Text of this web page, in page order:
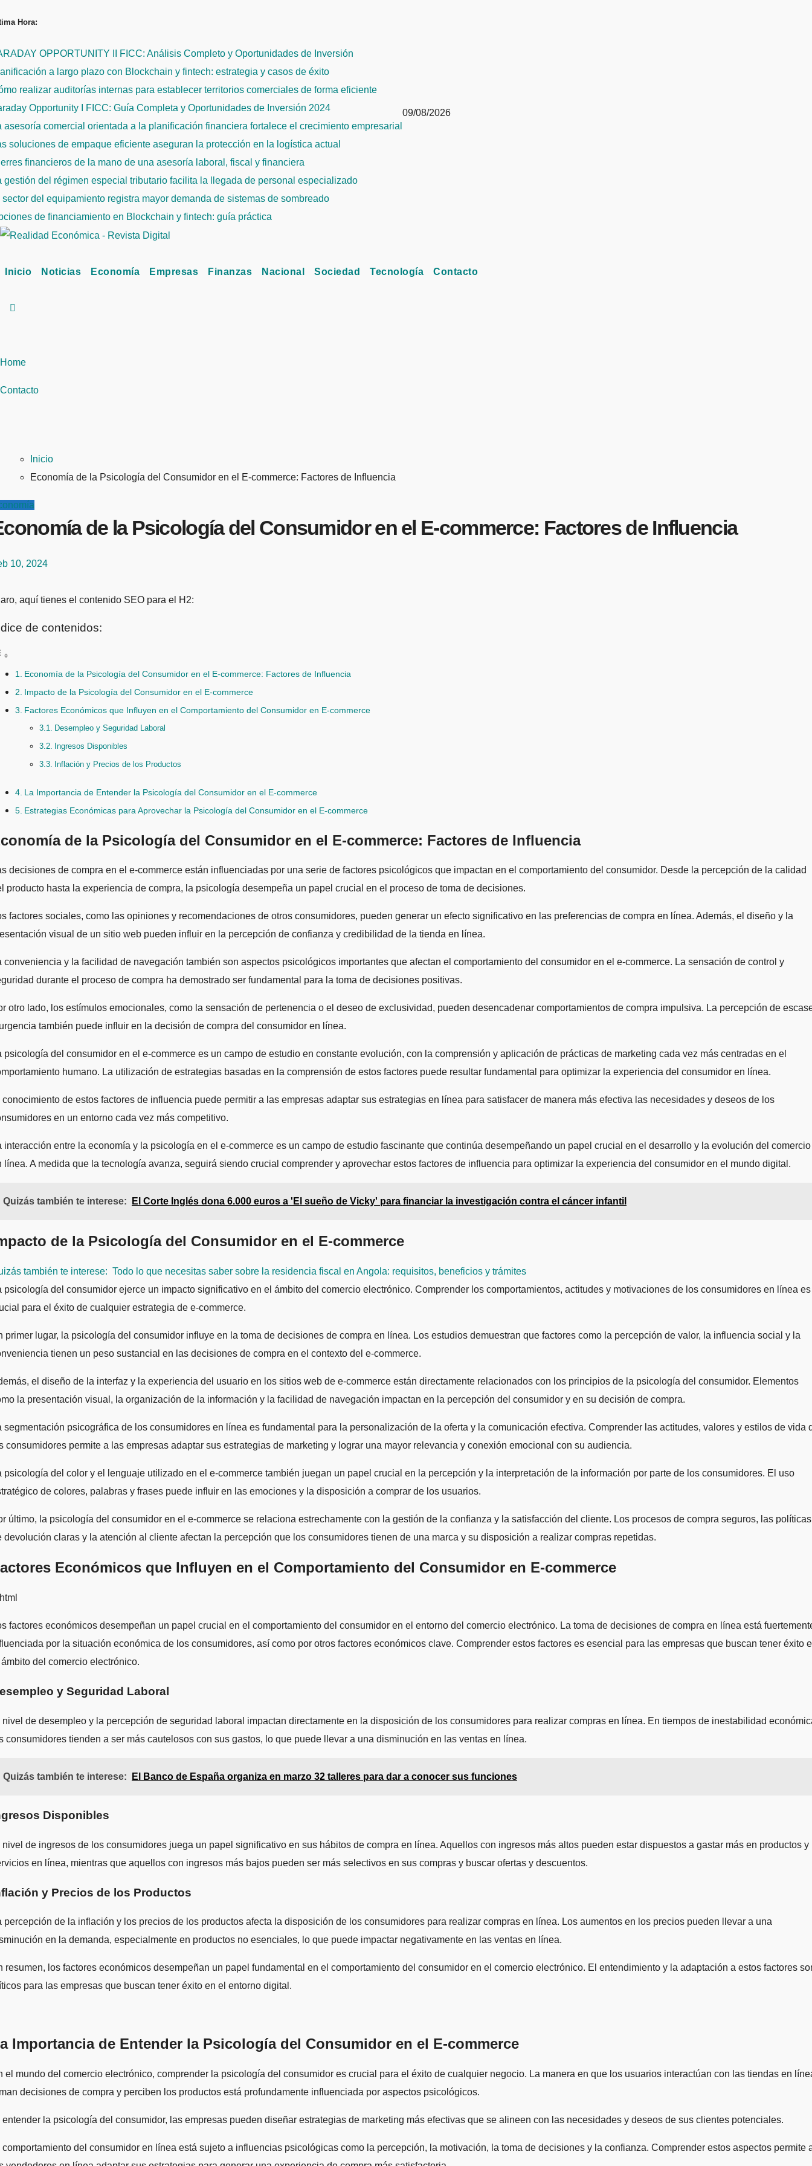
al
Hora:
OPPORTUNITY II FICC: Análisis Completo y Oportunidades de Inversión
a largo plazo con Blockchain y fintech: estrategia y casos de éxito
realizar auditorías internas para establecer territorios comerciales de forma eficiente
Opportunity I FICC: Guía Completa y Oportunidades de Inversión 2024
asesoría comercial orientada a la planificación financiera fortalece el crecimiento empresarial
soluciones de empaque eficiente aseguran la protección en la logística actual
financieros de la mano de una asesoría laboral, fiscal y financiera
gestión del régimen especial tributario facilita la llegada de personal especializado
sector del equipamiento registra mayor demanda de sistemas de sombreado
de financiamiento en Blockchain y fintech: guía práctica
09/08/2026
Inicio Noticias Economía Empresas Finanzas Nacional Sociedad Tecnología Contacto
Home
Contacto
Inicio
Economía de la Psicología del Consumidor en el E-commerce: Factores de Influencia
de la Psicología del Consumidor en el E-commerce: Factores de Influencia
10, 2024
aquí tienes el contenido SEO para el H2:
de contenidos:
Economía de la Psicología del Consumidor en el E-commerce: Factores de Influencia
Impacto de la Psicología del Consumidor en el E-commerce
Factores Económicos que Influyen en el Comportamiento del Consumidor en E-commerce
Desempleo y Seguridad Laboral
Ingresos Disponibles
Inflación y Precios de los Productos
La Importancia de Entender la Psicología del Consumidor en el E-commerce
Estrategias Económicas para Aprovechar la Psicología del Consumidor en el E-commerce
de la Psicología del Consumidor en el E-commerce: Factores de Influencia
decisiones de compra en el e-commerce están influenciadas por una serie de factores psicológicos que impactan en el comportamiento del consumidor. Desde la percepción de la calidad
producto hasta la experiencia de compra, la psicología desempeña un papel crucial en el proceso de toma de decisiones.
factores sociales, como las opiniones y recomendaciones de otros consumidores, pueden generar un efecto significativo en las preferencias de compra en línea. Además, el diseño y la
visual de un sitio web pueden influir en la percepción de confianza y credibilidad de la tienda en línea.
conveniencia y la facilidad de navegación también son aspectos psicológicos importantes que afectan el comportamiento del consumidor en el e-commerce. La sensación de control y
durante el proceso de compra ha demostrado ser fundamental para la toma de decisiones positivas.
otro lado, los estímulos emocionales, como la sensación de pertenencia o el deseo de exclusividad, pueden desencadenar comportamientos de compra impulsiva. La percepción de
también puede influir en la decisión de compra del consumidor en línea.
psicología del consumidor en el e-commerce es un campo de estudio en constante evolución, con la comprensión y aplicación de prácticas de marketing cada vez más centradas en el
humano. La utilización de estrategias basadas en la comprensión de estos factores puede resultar fundamental para optimizar la experiencia del consumidor en línea.
conocimiento de estos factores de influencia puede permitir a las empresas adaptar sus estrategias en línea para satisfacer de manera más efectiva las necesidades y deseos de los
en un entorno cada vez más competitivo.
interacción entre la economía y la psicología en el e-commerce es un campo de estudio fascinante que continúa desempeñando un papel crucial en el desarrollo y la evolución del comercio
línea. A medida que la tecnología avanza, seguirá siendo crucial comprender y aprovechar estos factores de influencia para optimizar la experiencia del consumidor en el mundo digital.
Quizás también te interese: El Corte Inglés dona 6.000 euros a 'El sueño de Vicky' para financiar la investigación contra el cáncer infantil
de la Psicología del Consumidor en el E-commerce
también te interese: Todo lo que necesitas saber sobre la residencia fiscal en Angola: requisitos, beneficios y trámites
psicología del consumidor ejerce un impacto significativo en el ámbito del comercio electrónico. Comprender los comportamientos, actitudes y motivaciones de los consumidores en línea es
para el éxito de cualquier estrategia de e-commerce.
primer lugar, la psicología del consumidor influye en la toma de decisiones de compra en línea. Los estudios demuestran que factores como la percepción de valor, la influencia social y la
tienen un peso sustancial en las decisiones de compra en el contexto del e-commerce.
el diseño de la interfaz y la experiencia del usuario en los sitios web de e-commerce están directamente relacionados con los principios de la psicología del consumidor. Elementos
la presentación visual, la organización de la información y la facilidad de navegación impactan en la percepción del consumidor y en su decisión de compra.
segmentación psicográfica de los consumidores en línea es fundamental para la personalización de la oferta y la comunicación efectiva. Comprender las actitudes, valores y estilos de vida
consumidores permite a las empresas adaptar sus estrategias de marketing y lograr una mayor relevancia y conexión emocional con su audiencia.
psicología del color y el lenguaje utilizado en el e-commerce también juegan un papel crucial en la percepción y la interpretación de la información por parte de los consumidores. El uso
de colores, palabras y frases puede influir en las emociones y la disposición a comprar de los usuarios.
último, la psicología del consumidor en el e-commerce se relaciona estrechamente con la gestión de la confianza y la satisfacción del cliente. Los procesos de compra seguros, las políticas
devolución claras y la atención al cliente afectan la percepción que los consumidores tienen de una marca y su disposición a realizar compras repetidas.
Económicos que Influyen en el Comportamiento del Consumidor en E-commerce
factores económicos desempeñan un papel crucial en el comportamiento del consumidor en el entorno del comercio electrónico. La toma de decisiones de compra en línea está
por la situación económica de los consumidores, así como por otros factores económicos clave. Comprender estos factores es esencial para las empresas que buscan tener éxito
del comercio electrónico.
y Seguridad Laboral
nivel de desempleo y la percepción de seguridad laboral impactan directamente en la disposición de los consumidores para realizar compras en línea. En tiempos de inestabilidad
consumidores tienden a ser más cautelosos con sus gastos, lo que puede llevar a una disminución en las ventas en línea.
Quizás también te interese: El Banco de España organiza en marzo 32 talleres para dar a conocer sus funciones
Disponibles
nivel de ingresos de los consumidores juega un papel significativo en sus hábitos de compra en línea. Aquellos con ingresos más altos pueden estar dispuestos a gastar más en productos y
en línea, mientras que aquellos con ingresos más bajos pueden ser más selectivos en sus compras y buscar ofertas y descuentos.
y Precios de los Productos
percepción de la inflación y los precios de los productos afecta la disposición de los consumidores para realizar compras en línea. Los aumentos en los precios pueden llevar a una
en la demanda, especialmente en productos no esenciales, lo que puede impactar negativamente en las ventas en línea.
resumen, los factores económicos desempeñan un papel fundamental en el comportamiento del consumidor en el comercio electrónico. El entendimiento y la adaptación a estos factores
para las empresas que buscan tener éxito en el entorno digital.
Importancia de Entender la Psicología del Consumidor en el E-commerce
el mundo del comercio electrónico, comprender la psicología del consumidor es crucial para el éxito de cualquier negocio. La manera en que los usuarios interactúan con las tiendas en
decisiones de compra y perciben los productos está profundamente influenciada por aspectos psicológicos.
entender la psicología del consumidor, las empresas pueden diseñar estrategias de marketing más efectivas que se alineen con las necesidades y deseos de sus clientes potenciales.
comportamiento del consumidor en línea está sujeto a influencias psicológicas como la percepción, la motivación, la toma de decisiones y la confianza. Comprender estos aspectos permite